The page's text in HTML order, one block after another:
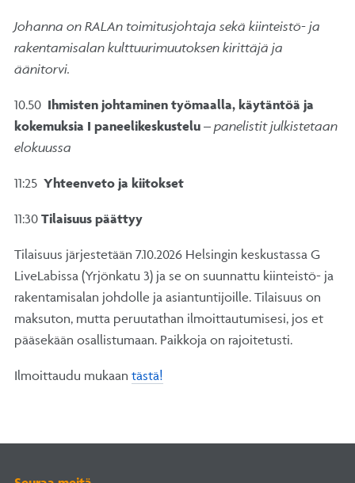
Johanna on RALAn toimitusjohtaja sekä kiinteistö- ja
rakentamisalan kulttuurimuutoksen kirittäjä ja
äänitorvi.
10.50 Ihmisten johtaminen työmaalla, käytäntöä ja
kokemuksia I paneelikeskustelu – panelistit julkistetaan
elokuussa
11:25 Yhteenveto ja kiitokset
11:30 Tilaisuus päättyy
Tilaisuus järjestetään 7.10.2026 Helsingin keskustassa G
LiveLabissa (Yrjönkatu 3) ja se on suunnattu kiinteistö- ja
rakentamisalan johdolle ja asiantuntijoille. Tilaisuus on
maksuton, mutta peruutathan ilmoittautumisesi, jos et
pääsekään osallistumaan. Paikkoja on rajoitetusti.
Ilmoittaudu mukaan tästä!